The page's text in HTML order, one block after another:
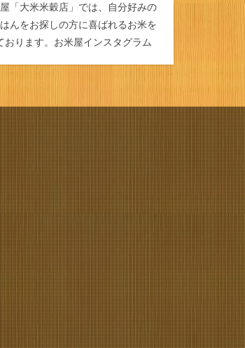
「大米米穀店」では、自分好みの
んをお探しの方に喜ばれるお米を
ります。 お米屋インスタグラム